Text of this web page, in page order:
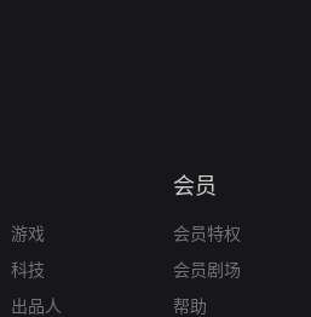
游戏
科技
出品人
会员
会员特权
会员剧场
帮助